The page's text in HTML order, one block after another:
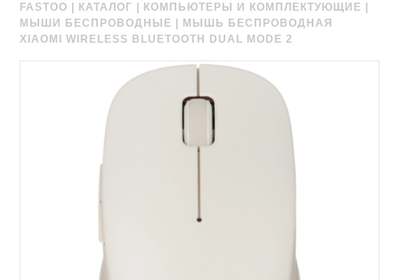
FASTOO КАТАЛОГ КОМПЬЮТЕРЫ И КОМПЛЕКТУЮЩИЕ
МЫШИ БЕСПРОВОДНЫЕ
МЫШЬ БЕСПРОВОДНАЯ
XIAOMI WIRELESS BLUETOOTH DUAL MODE 2